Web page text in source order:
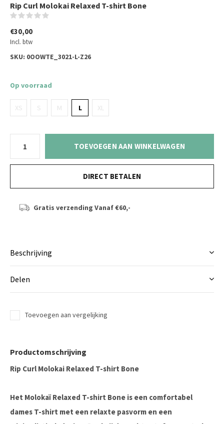
Rip Curl Molokai Relaxed T-shirt Bone
€30,00
Incl. btw
SKU: 0OOWTE_3021-L-Z26
Op voorraad
XS S M L XL
TOEVOEGEN AAN WINKELWAGEN
DIRECT BETALEN
Gratis verzending Vanaf €60,-
Beschrijving
Delen
Toevoegen aan vergelijking
Productomschrijving
Rip Curl Molokai Relaxed T-shirt Bone
Het Molokaï Relaxed T-shirt Bone is een comfortabel
dames T-shirt met een relaxte pasvorm en een